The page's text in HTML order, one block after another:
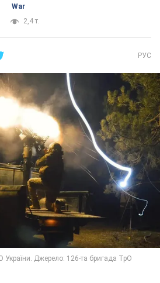
War
2,4 т.
РУС